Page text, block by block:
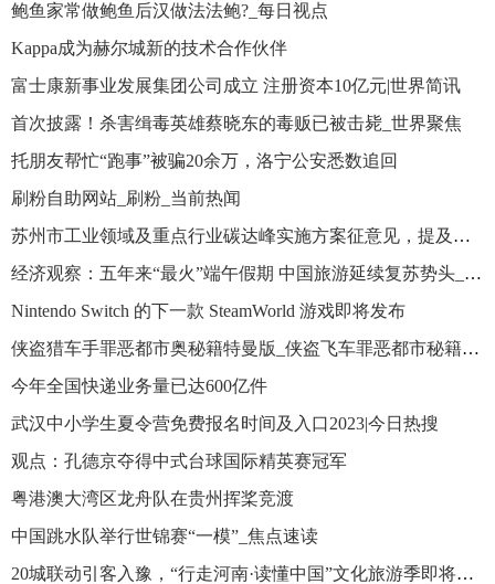
鲍鱼家常做鲍鱼后汉做法法鲍?_每日视点
Kappa成为赫尔城新的技术合作伙伴
富士康新事业发展集团公司成立 注册资本10亿元|世界简讯
首次披露！杀害缉毒英雄蔡晓东的毒贩已被击毙_世界聚焦
托朋友帮忙“跑事”被骗20余万，洛宁公安悉数追回
刷粉自助网站_刷粉_当前热闻
苏州市工业领域及重点行业碳达峰实施方案征意见，提及集成电路产业
经济观察：五年来“最火”端午假期 中国旅游延续复苏势头_今头条
Nintendo Switch 的下一款 SteamWorld 游戏即将发布
侠盗猎车手罪恶都市奥秘籍特曼版_侠盗飞车罪恶都市秘籍召唤奥特曼
今年全国快递业务量已达600亿件
武汉中小学生夏令营免费报名时间及入口2023|今日热搜
观点：孔德京夺得中式台球国际精英赛冠军
粤港澳大湾区龙舟队在贵州挥桨竞渡
中国跳水队举行世锦赛“一模”_焦点速读
20城联动引客入豫，“行走河南·读懂中国”文化旅游季即将启动